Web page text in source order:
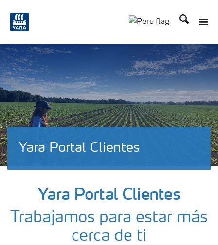
Buscar
Yara Portal Clientes
Yara Portal Clientes
Trabajamos para estar más
cerca de ti